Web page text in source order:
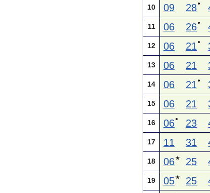
10 09 28●
11 06 26●
12 06 21 ●
13 06 21
14 06 21 ●
15 06 21
16 06● 23
17 11 31
18 06★ 25
19 05★ 25